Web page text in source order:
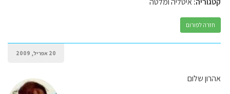
חזרה לפורום
20 אפריל, 2009
אהרון שלום